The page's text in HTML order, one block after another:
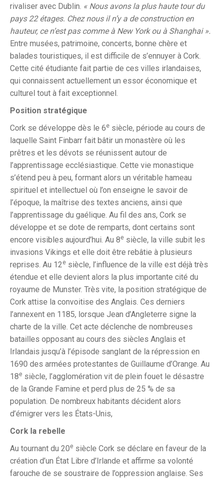
rivaliser avec Dublin. « Nous avons la plus haute tour du
pays 22 étages. Chez nous il n’y a de construction en
hauteur, ce n’est pas comme à New York ou à Shanghai ».
Entre musées, patrimoine, concerts, bonne chère et
balades touristiques, il est difficile de s’ennuyer à Cork.
Cette cité étudiante fait partie de ces villes irlandaises,
qui connaissent actuellement un essor économique et
culturel tout à fait exceptionnel.
Position stratégique
Cork se développe dès le 6e siècle, période au cours de
laquelle Saint Finbarr fait bâtir un monastère où les
prêtres et les dévots se réunissent autour de
l’apprentissage ecclésiastique. Cette vie monastique
s’étend peu à peu, formant alors un véritable hameau
spirituel et intellectuel où l’on enseigne le savoir de
l’époque, la maîtrise des textes anciens, ainsi que
l’apprentissage du gaélique. Au fil des ans, Cork se
développe et se dote de remparts, dont certains sont
encore visibles aujourd’hui. Au 8e siècle, la ville subit les
invasions Vikings et elle doit être rebâtie à plusieurs
reprises. Au 12e siècle, l’influence de la ville est déjà très
étendue et elle devient alors la plus importante cité du
royaume de Munster. Très vite, la position stratégique de
Cork attise la convoitise des Anglais. Ces derniers
l’annexent en 1185, lorsque Jean d’Angleterre signe la
charte de la ville. Cet acte déclenche de nombreuses
batailles opposant au cours des siècles Anglais et
Irlandais jusqu’à l’épisode sanglant de la répression en
1690 des armées protestantes de Guillaume d’Orange. Au
18e siècle, l’agglomération vit de plein fouet le désastre
de la Grande Famine et perd plus de 25 % de sa
population. De nombreux habitants décident alors
d’émigrer vers les États-Unis,
Cork la rebelle
Au tournant du 20e siècle Cork se déclare en faveur de la
création d’un État Libre d’Irlande et affirme sa volonté
farouche de se soustraire de l’oppression anglaise. Ses